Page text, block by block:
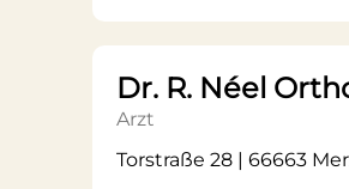
Dr. R. Néel
Arzt
Torstraße 28 | 66663